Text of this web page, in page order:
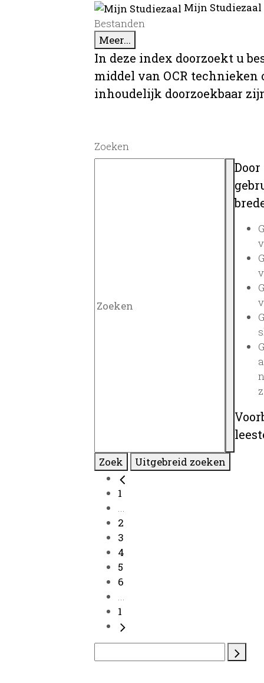
Mijn
Bestanden
Meer...
In deze index doorzoekt u
middel van OCR
inhoudelijk doorzoekbaar
Zoeken
Zoek Uitgebreid zoeken
1
...
2
3
4
5
6
...
1